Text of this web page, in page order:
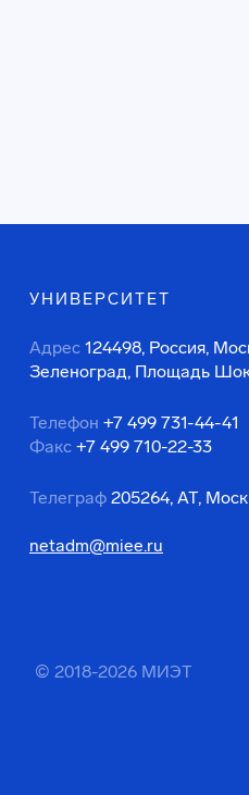
УНИВЕРСИТЕТ
Адрес 124498, Россия,
Зеленоград, Площадь
Телефон +7 499 731-44-41
Факс +7 499 710-22-33
Телеграф 205264, АТ,
netadm@miee.ru
© 2018-2026 МИЭТ